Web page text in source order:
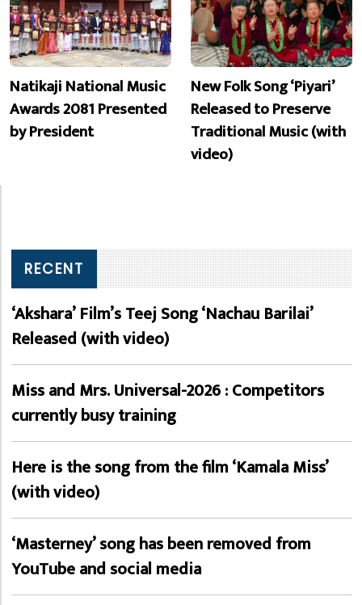
Natikaji National Music
Awards 2081 Presented
by President
New Folk Song ‘Piyari’
Released to Preserve
Traditional Music (with
video)
RECENT
‘Akshara’ Film’s Teej Song ‘Nachau Barilai’
Released (with video)
Miss and Mrs. Universal-2026 : Competitors
currently busy training
Here is the song from the film ‘Kamala Miss’
(with video)
‘Masterney’ song has been removed from
YouTube and social media